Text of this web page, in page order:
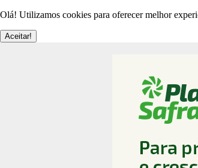
Olá! Utilizamos cookies para oferecer melhor
Aceitar!